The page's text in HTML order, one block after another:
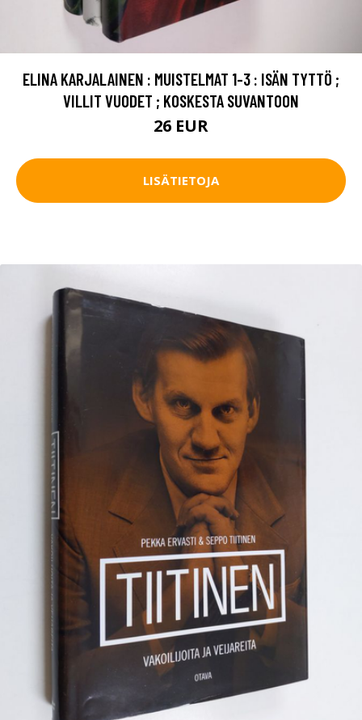
ELINA KARJALAINEN : MUISTELMAT 1-3 : ISÄN TYTTÖ ;
VILLIT VUODET ; KOSKESTA SUVANTOON
26 EUR
LISÄTIETOJA